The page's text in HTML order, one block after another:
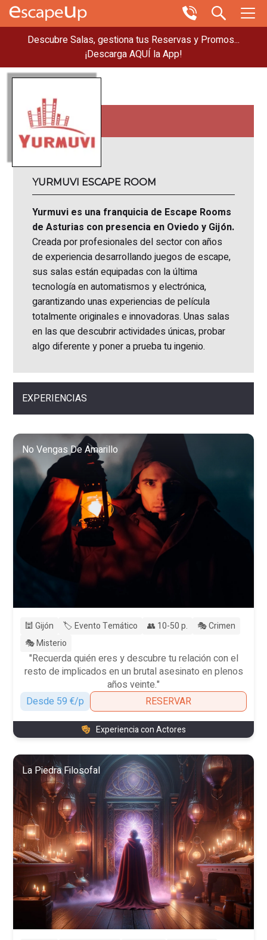
Descubre Salas, gestiona tus Reservas y Promos...
¡Descarga AQUÍ la App!
YURMUVI ESCAPE ROOM
Yurmuvi es una franquicia de Escape Rooms
de Asturias con presencia en Oviedo y Gijón.
Creada por profesionales del sector con años
de experiencia desarrollando juegos de escape,
sus salas están equipadas con la última
tecnología en automatismos y electrónica,
garantizando unas experiencias de película
totalmente originales e innovadoras. Unas salas
en las que descubrir actividades únicas, probar
algo diferente y poner a prueba tu ingenio.
EXPERIENCIAS
No Vengas De Amarillo
🕍 Gijón 🏷️ Evento Temático 👥 10-50 p.
🎭 Crimen
🎭 Misterio
"Recuerda quién eres y descubre tu relación con el
resto de implicados en un brutal asesinato en plenos
años veinte."
Desde 59 €/p
RESERVAR
Experiencia con Actores
La Piedra Filosofal